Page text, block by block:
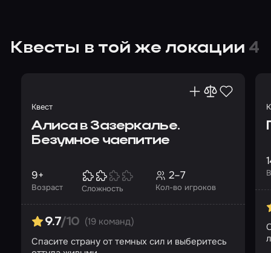
Квесты в той же локации 4
Квест
Алиса в Зазеркалье.
Безумное чаепитие
Возраст
9+
Сложность Кол-во игроков
2–7
9.7/10 (19 команд)
Спасите страну от темных сил и выберитесь